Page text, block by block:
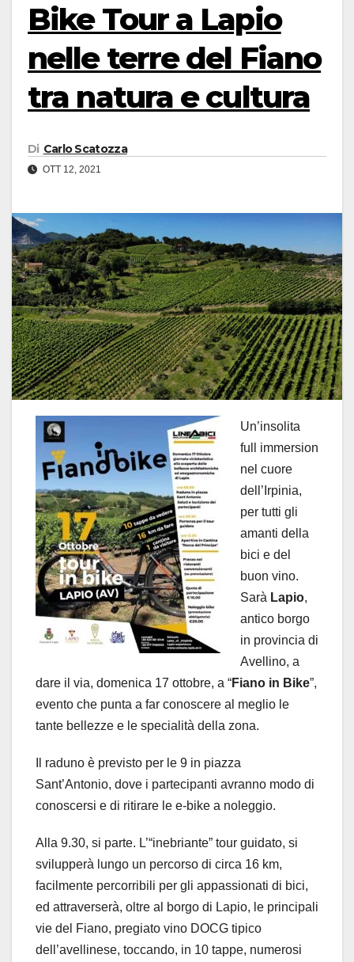
Bike Tour a Lapio
nelle terre del Fiano
tra natura e cultura
Di Carlo Scatozza
OTT 12, 2021
Un’insolita
full immersion
nel cuore
dell’Irpinia,
per tutti gli
amanti della
bici e del
buon vino.
Sarà Lapio,
antico borgo
in provincia di
Avellino, a
dare il via, domenica 17 ottobre, a “Fiano in Bike”,
evento che punta a far conoscere al meglio le
tante bellezze e le specialità della zona.
Il raduno è previsto per le 9 in piazza
Sant’Antonio, dove i partecipanti avranno modo di
conoscersi e di ritirare le e-bike a noleggio.
Alla 9.30, si parte. L’“inebriante” tour guidato, si
svilupperà lungo un percorso di circa 16 km,
facilmente percorribili per gli appassionati di bici,
ed attraverserà, oltre al borgo di Lapio, le principali
vie del Fiano, pregiato vino DOCG tipico
dell’avellinese, toccando, in 10 tappe, numerosi